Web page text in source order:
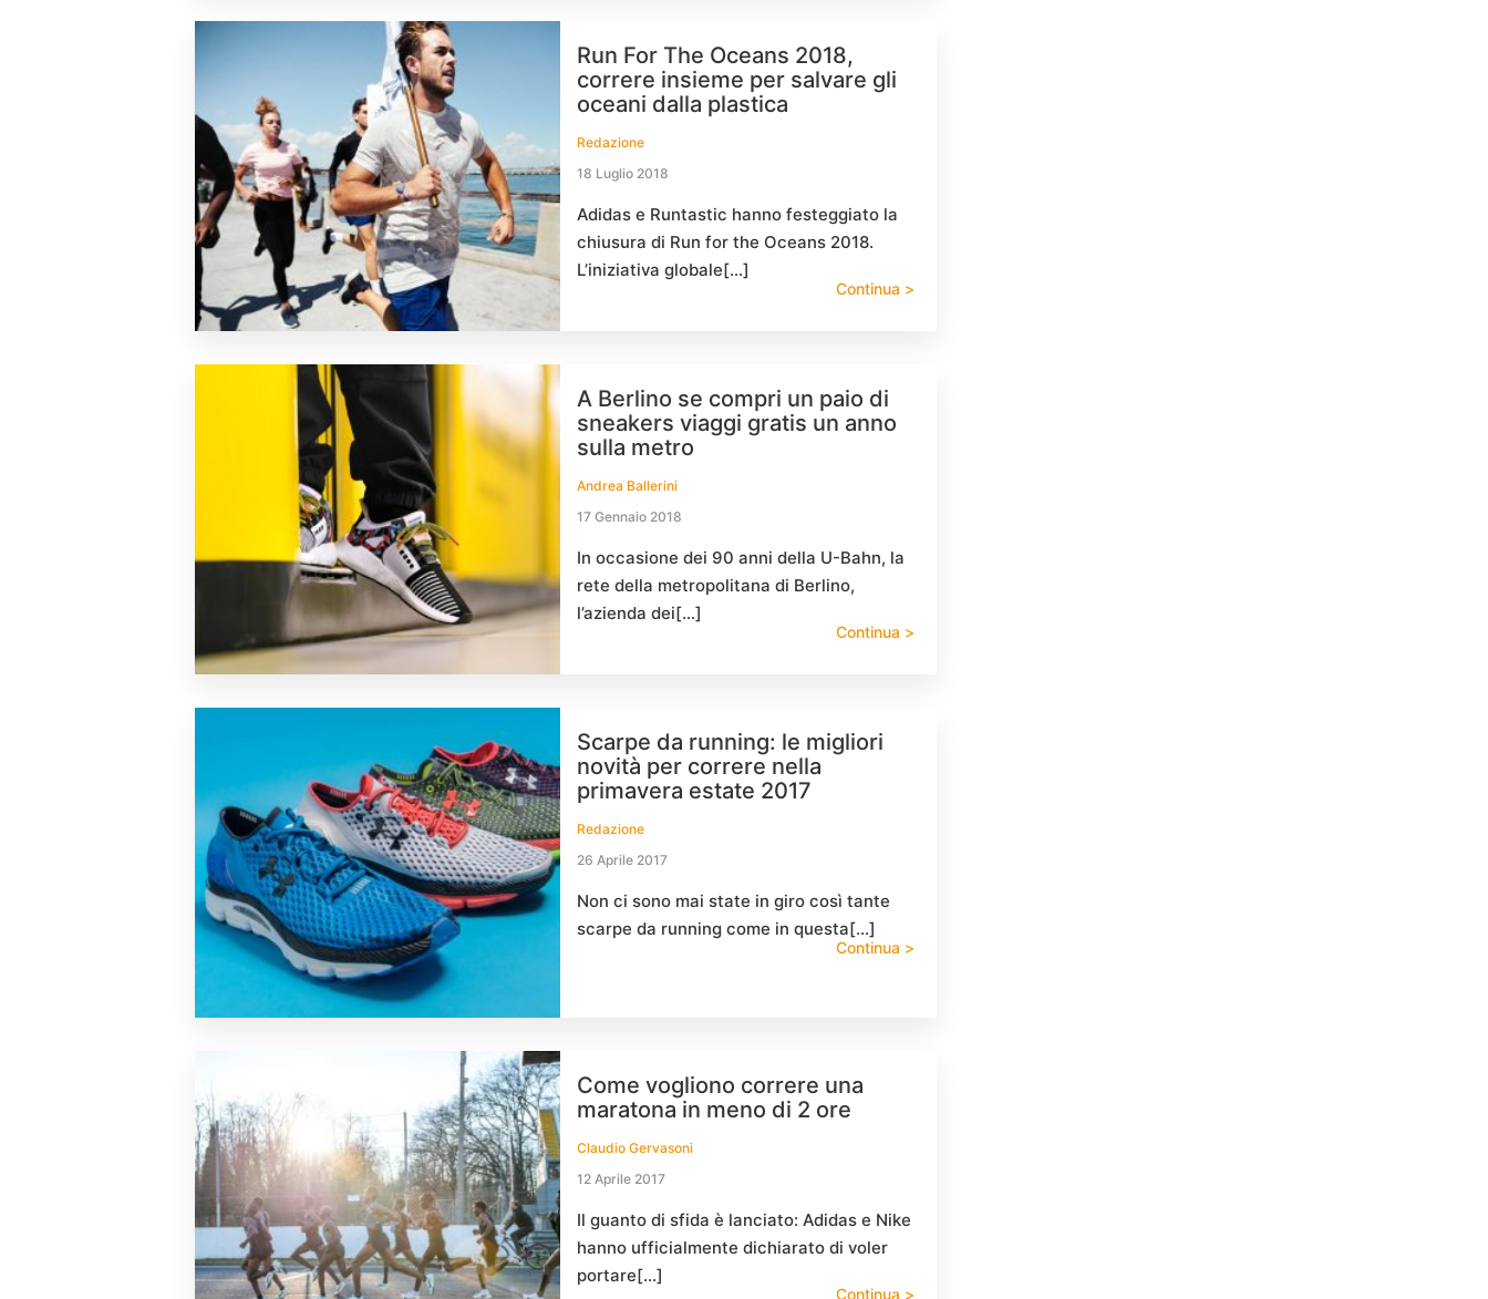
Run For The Oceans 2018,
correre insieme per salvare gli
oceani dalla plastica
Redazione
18 Luglio 2018
Adidas e Runtastic hanno festeggiato la
chiusura di Run for the Oceans 2018.
L’iniziativa globale[…]
Continua >
A Berlino se compri un paio di
sneakers viaggi gratis un anno
sulla metro
Andrea Ballerini
17 Gennaio 2018
In occasione dei 90 anni della U-Bahn, la
rete della metropolitana di Berlino,
l’azienda dei[…]
Continua >
Scarpe da running: le migliori
novità per correre nella
primavera estate 2017
Redazione
26 Aprile 2017
Non ci sono mai state in giro così tante
scarpe da running come in questa[…]
Continua >
Come vogliono correre una
maratona in meno di 2 ore
Claudio Gervasoni
12 Aprile 2017
Il guanto di sfida è lanciato: Adidas e Nike
hanno ufficialmente dichiarato di voler
portare[…]
Continua >